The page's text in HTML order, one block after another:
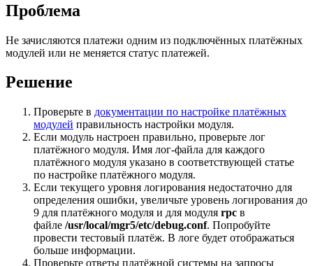
Проблема
Не зачисляются платежи одним из подключённых платёжных
модулей или не меняется статус платежей.
Решение
Проверьте в документации по настройке платёжных
модулей правильность настройки модуля.
Если модуль настроен правильно, проверьте лог
платёжного модуля. Имя лог-файла для каждого
платёжного модуля указано в соответствующей статье
по настройке платёжного модуля.
Если текущего уровня логирования недостаточно для
определения ошибки, увеличьте уровень логирования до
9 для платёжного модуля и для модуля rpc в
файле /usr/local/mgr5/etc/debug.conf. Попробуйте
провести тестовый платёж. В логе будет отображаться
больше информации.
Проверьте ответы платёжной системы на запросы